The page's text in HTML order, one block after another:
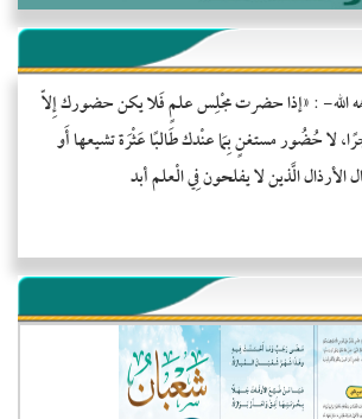
الله- : «إذا حضرت مجْلِس علمٍ فَلا يكن حضورك إِلاّ
لا حُضُور مستغنٍ بِمَا عنْدك طَالبًا عَثْرَة تشيعها أَو
الأرذال الَّذين لا يفلحون فِي الْعلم أبد